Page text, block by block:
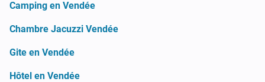
Camping en Vendée
Chambre Jacuzzi Vendée
Gite en Vendée
Hôtel en Vendée